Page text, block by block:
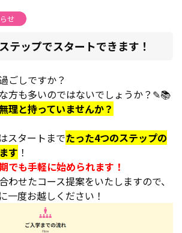
せ
テップでスタートできます！
ごしですか？
方も多いのではないでしょうか？✎📚
理と持っていませんか？
スタートまでたった4つのステップの
す ！
でも手軽に始められます！
わせたコース提案をいたしますので、
一度お越しください！